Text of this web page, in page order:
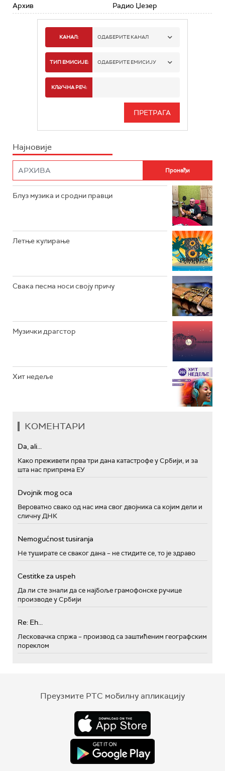
Архив Радио Џезер
КАНАЛ: ОДАБЕРИТЕ КАНАЛ
РАДИО БЕОГРАД 1
РАДИО БЕОГРАД 3
РАДИО РОКЕНРОЛЕР
РАДИО ЏЕЗЕР
ТИП ЕМИСИЈЕ: ОДАБЕРИТЕ ЕМИСИЈУ
ИНФО
КЉУЧНА РЕЧ:
Најновије
Блуз музика и сродни правци
Летње кулирање
Свака песма носи своју причу
Музички драгстор
Хит недеље
КОМЕНТАРИ
Da, ali...
Како преживети прва три дана катастрофе у Србији, и за
шта нас припрема ЕУ
Dvojnik mog oca
Вероватно свако од нас има свог двојника са којим дели и
сличну ДНК
Nemogućnost tusiranja
Не туширате се сваког дана – не стидите се, то је здраво
Cestitke za uspeh
Да ли сте знали да се најбоље грамофонске ручице
производе у Србији
Re: Eh...
Лесковачка спржа – производ са заштићеним географским
пореклом
Преузмите РТС мобилну апликацију